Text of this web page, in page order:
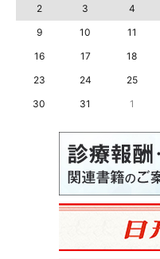
2
3 4
9
10 11
16
17 18
23
24 25
30
31 1